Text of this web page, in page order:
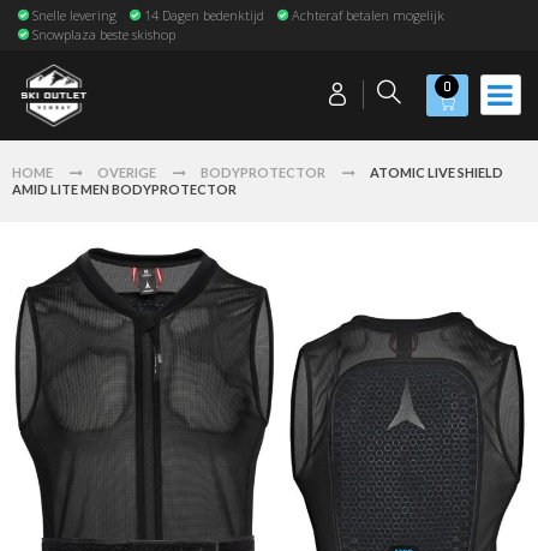
Snelle levering 14 Dagen bedenktijd
Achteraf betalen mogelijk
Snowplaza beste skishop
0
HOME OVERIGE BODYPROTECTOR
ATOMIC LIVE SHIELD
AMID LITE MEN BODYPROTECTOR